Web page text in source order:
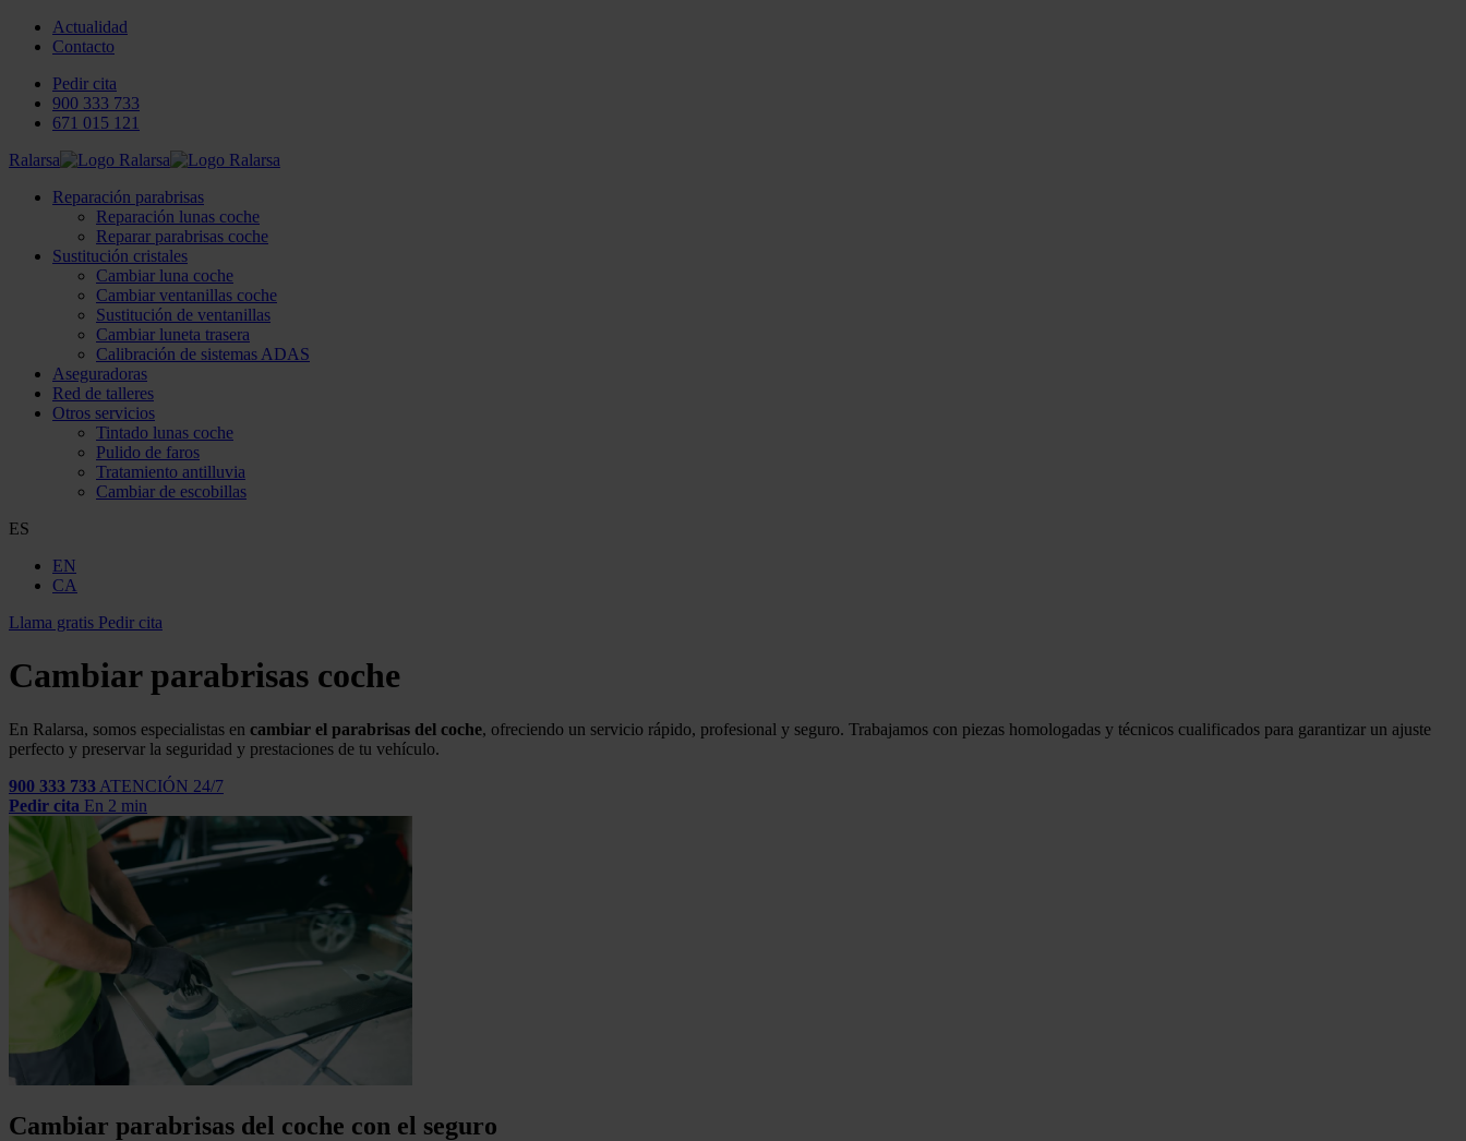
Actualidad
Contacto
Pedir cita
900 333 733
671 015 121
Ralarsa
Reparación parabrisas
Reparación lunas coche
Reparar parabrisas coche
Sustitución cristales
Cambiar luna coche
Cambiar ventanillas coche
Sustitución de ventanillas
Cambiar luneta trasera
Calibración de sistemas ADAS
Aseguradoras
Red de talleres
Otros servicios
Tintado lunas coche
Pulido de faros
Tratamiento antilluvia
Cambiar de escobillas
ES
EN
CA
Llama gratis Pedir cita
Cambiar parabrisas coche
En Ralarsa, somos especialistas en cambiar el parabrisas del coche, ofreciendo un servicio rápido, profesional y seguro. Trabajamos con piezas homologadas y técnicos cualificados para garantizar un ajuste
perfecto y preservar la seguridad y prestaciones de tu vehículo.
900 333 733 ATENCIÓN 24/7
Pedir cita En 2 min
Cambiar parabrisas del coche con el seguro